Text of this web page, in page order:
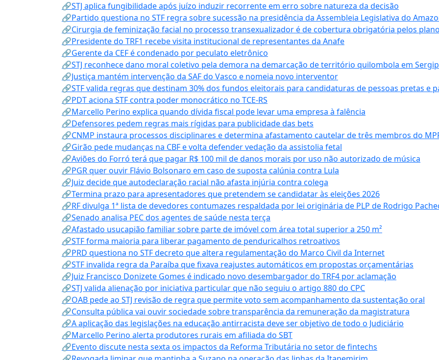
🔗STJ aplica fungibilidade após juízo induzir recorrente em erro sobre natureza da decisão
🔗Partido questiona no STF regra sobre sucessão na presidência da Assembleia Legislativa do
🔗Cirurgia de feminização facial no processo transexualizador é de cobertura obrigatória pelos
🔗Presidente do TRF1 recebe visita institucional de representantes da Anafe
🔗Gerente da CEF é condenado por peculato eletrônico
🔗STJ reconhece dano moral coletivo pela demora na demarcação de território quilombola em
🔗Justiça mantém intervenção da SAF do Vasco e nomeia novo interventor
🔗STF valida regras que destinam 30% dos fundos eleitorais para candidaturas de pessoas pretas e
🔗PDT aciona STF contra poder monocrático no TCE-RS
🔗Marcello Perino explica quando dívida fiscal pode levar uma empresa à falência
🔗Defensores pedem regras mais rígidas para publicidade das bets
🔗CNMP instaura processos disciplinares e determina afastamento cautelar de três membros do
🔗Girão pede mudanças na CBF e volta defender vedação da assistolia fetal
🔗Aviões do Forró terá que pagar R$ 100 mil de danos morais por uso não autorizado de música
🔗PGR quer ouvir Flávio Bolsonaro em caso de suposta calúnia contra Lula
🔗Juiz decide que autodeclaração racial não afasta injúria contra colega
🔗Termina prazo para apresentadores que pretendem se candidatar às eleições 2026
🔗RF divulga 1ª lista de devedores contumazes respaldada por lei originária de PLP de Rodrigo
🔗Senado analisa PEC dos agentes de saúde nesta terça
🔗Afastado usucapião familiar sobre parte de imóvel com área total superior a 250 m²
🔗STF forma maioria para liberar pagamento de penduricalhos retroativos
🔗PRD questiona no STF decreto que altera regulamentação do Marco Civil da Internet
🔗STF invalida regra da Paraíba que fixava reajustes automáticos em propostas orçamentárias
🔗Juiz Francisco Donizete Gomes é indicado novo desembargador do TRF4 por aclamação
🔗STJ valida alienação por iniciativa particular que não seguiu o artigo 880 do CPC
🔗OAB pede ao STJ revisão de regra que permite voto sem acompanhamento da sustentação oral
🔗Consulta pública vai ouvir sociedade sobre transparência da remuneração da magistratura
🔗A aplicação das legislações na educação antirracista deve ser objetivo de todo o Judiciário
🔗Marcello Perino alerta produtores rurais em afiliada do SBT
🔗Evento discute nesta sexta os impactos da Reforma Tributária no setor de fintechs